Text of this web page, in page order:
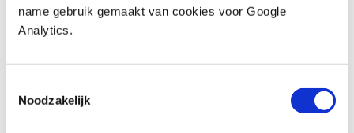
name gebruik gemaakt van cookies voor Google
Analytics.
Noodzakelijk
kolomboormachine CH6 en CH10